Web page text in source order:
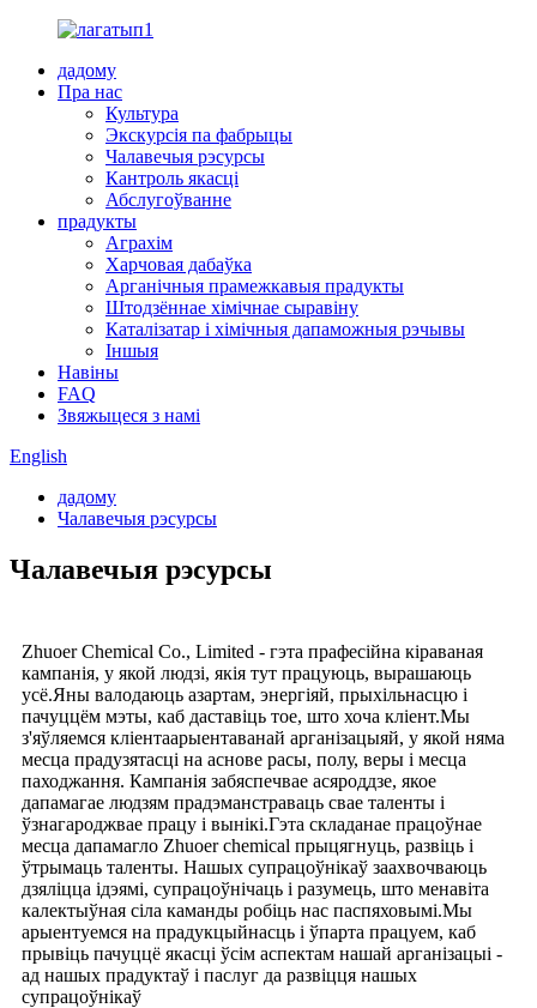
дадому
Пра нас
Культура
Экскурсія па фабрыцы
Чалавечыя рэсурсы
Кантроль якасці
Абслугоўванне
прадукты
Аграхім
Харчовая дабаўка
Арганічныя прамежкавыя прадукты
Штодзённае хімічнае сыравіну
Каталізатар і хімічныя дапаможныя рэчывы
Іншыя
Навіны
FAQ
Звяжыцеся з намі
English
дадому
Чалавечыя рэсурсы
Чалавечыя рэсурсы
Zhuoer Chemical Co., Limited - гэта прафесійна кіраваная
кампанія, у якой людзі, якія тут працуюць, вырашаюць
усё.Яны валодаюць азартам, энергіяй, прыхільнасцю і
пачуццём мэты, каб даставіць тое, што хоча кліент.Мы
з'яўляемся кліентаарыентаванай арганізацыяй, у якой няма
месца прадузятасці на аснове расы, полу, веры і месца
паходжання. Кампанія забяспечвае асяроддзе, якое
дапамагае людзям прадэманстраваць свае таленты і
ўзнагароджвае працу і вынікі.Гэта складанае працоўнае
месца дапамагло Zhuoer chemical прыцягнуць, развіць і
ўтрымаць таленты. Нашых супрацоўнікаў заахвочваюць
дзяліцца ідэямі, супрацоўнічаць і разумець, што менавіта
калектыўная сіла каманды робіць нас паспяховымі.Мы
арыентуемся на прадукцыйнасць і ўпарта працуем, каб
прывіць пачуццё якасці ўсім аспектам нашай арганізацыі -
ад нашых прадуктаў і паслуг да развіцця нашых
супрацоўнікаў